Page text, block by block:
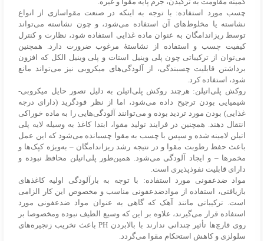
کمینه مقاومت به ترکیدن، جرم پایه مقوا و غیره.
چسب مورد استفاده: با توجه به اینکه در صنعت مقواسازی از انواع
نشاسته یا مخلوط‌های آن استفاده می‌شود، و چون نشاسته می‌تواند
توسط ریزاندامگان به عنوان ماده غذایی استفاده شود، نظارت و کنترل
کیفیت چسب و استفاده از نشاستهٔ مرغوب ضرورت دارد. همچنین
می‌توان از ترکیباتی چون پلی وینیل استات و پلی وینیل الکل که افزون
برداشتن قابلیت چسبندگی، از آلودگی‌های میکروبی نیز می‌تواند مانع
شود، استفاده کرد.
روکش پلی‌اتیلن: هرچند روکش پلی‌اتیلن به دلیل تصور حایل میکروبی-
شیمیایی بودن ترجیح داده می‌شود، اما از نظر فودگرید (دارای درجه
غذایی) بودن مورد تردید بوده و می‌توانند آلودگی‌هایی را به ماده خوراکی
انتقال دهند. همچنین در فرایند تولید مقوا، ابتدا کاغذ به وسیله لایه پلی
اتیلن لامینه شده و سپس با چسب به مقوا چسبانده می‌شود که این عمل
باعث حفظ رطوبت مقوا و در نتیجه رشد ریزاندامگان – به‌ویژه کپک‌ها و
مخمرها – و ایجاد آلودگی می‌شود. همین‌طور پلی‌اتیلن محافظ نبوده و
دارای قابلیت نفوذپذیری است.
مواد ضدعفونی مورد استفاده: با توجه به بارآلودگی اولیه کاغذهای
بازیافتی، استفاده از موادضدعفونی مناسب و مخصوص این کار الزامی
است. ترکیباتی مانند آهک که گاهی به عنوان مواد ضدعفونی مورد
استفاده قرار می‌گیرند، علاوه بر این که وسیع الطیف نبوده ومخصوصا بر
روی قارچ‌ها تأثیر چندانی ندارند با بالابردن PH باعث تخریب زنجیره‌های
سلولزی و کاهش استحکام مقوا می‌گردد.